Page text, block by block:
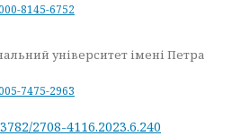
8145-6752
університет імені Петра
7475-2963
2708-4116.2023.6.240